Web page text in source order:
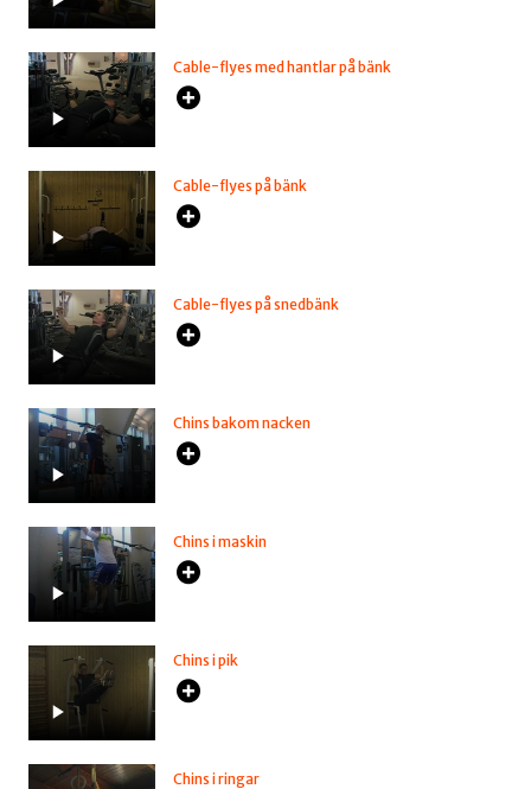
Cable-flyes med hantlar på bänk
Cable-flyes på bänk
Cable-flyes på snedbänk
Chins bakom nacken
Chins i maskin
Chins i pik
Chins i ringar